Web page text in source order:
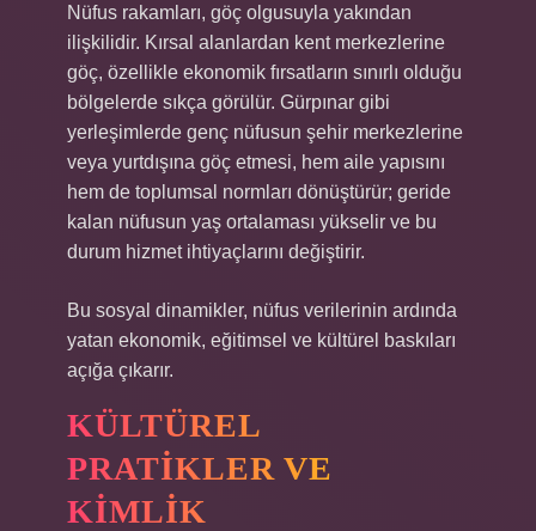
Nüfus rakamları, göç olgusuyla yakından
ilişkilidir. Kırsal alanlardan kent merkezlerine
göç, özellikle ekonomik fırsatların sınırlı olduğu
bölgelerde sıkça görülür. Gürpınar gibi
yerleşimlerde genç nüfusun şehir merkezlerine
veya yurtdışına göç etmesi, hem aile yapısını
hem de toplumsal normları dönüştürür; geride
kalan nüfusun yaş ortalaması yükselir ve bu
durum hizmet ihtiyaçlarını değiştirir.
Bu sosyal dinamikler, nüfus verilerinin ardında
yatan ekonomik, eğitimsel ve kültürel baskıları
açığa çıkarır.
KÜLTÜREL
PRATIKLER VE
KIMLIK